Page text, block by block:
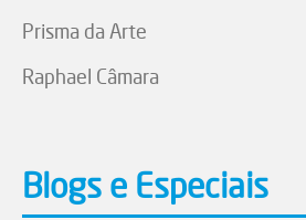
Prisma da Arte
Raphael Câmara
Blogs e Especiais